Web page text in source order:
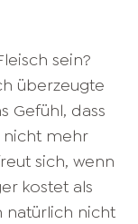
sein?
überzeugte
Gefühl, dass
nicht mehr
sich, wenn
kostet als
natürlich nicht